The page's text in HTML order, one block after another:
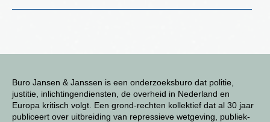
Buro Jansen & Janssen is een onderzoeksburo dat politie,
justitie, inlichtingendiensten, de overheid in Nederland en
Europa kritisch volgt. Een grond-rechten kollektief dat al 30 jaar
publiceert over uitbreiding van repressieve wetgeving, publiek-